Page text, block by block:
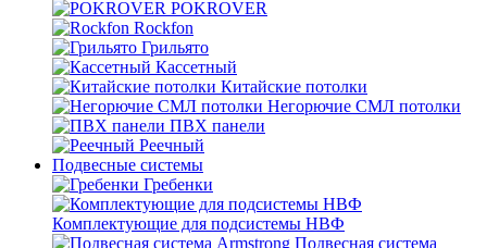
POKROVER
Rockfon
Грильято
Кассетный
Китайские потолки
Негорючие СМЛ потолки
ПВХ панели
Реечный
Подвесные системы
Гребенки
Комплектующие для подсистемы НВФ
Подвесная система